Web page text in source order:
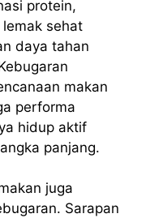
protein,
sehat
daya tahan
makan
performa
hidup aktif
panjang.
juga
Sarapan